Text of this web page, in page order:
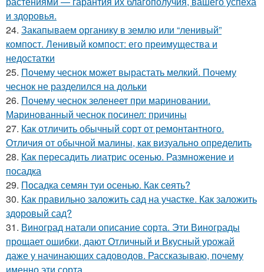
и здоровья.
24. Закапываем органику в землю или “ленивый”
компост. Ленивый компост: его преимущества и
недостатки
25. Почему чеснок может вырастать мелкий. Почему
чеснок не разделился на дольки
26. Почему чеснок зеленеет при мариновании.
Маринованный чеснок посинел: причины
27. Как отличить обычный сорт от ремонтантного.
Отличия от обычной малины, как визуально определить
28. Как пересадить лиатрис осенью. Размножение и
посадка
29. Посадка семян туи осенью. Как сеять?
30. Как правильно заложить сад на участке. Как заложить
здоровый сад?
31. Виноград натали описание сорта. Эти Винограды
прощает ошибки, дают Отличный и Вкусный урожай
даже у начинающих садоводов. Рассказываю, почему